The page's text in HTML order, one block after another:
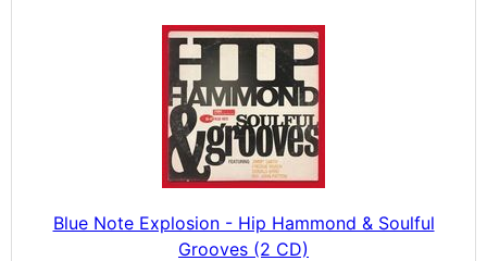
Blue Note Explosion - Hip Hammond & Soulful
Grooves (2 CD)